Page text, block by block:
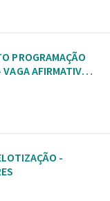
PROGRAMAÇÃO
AFIRMATIVA